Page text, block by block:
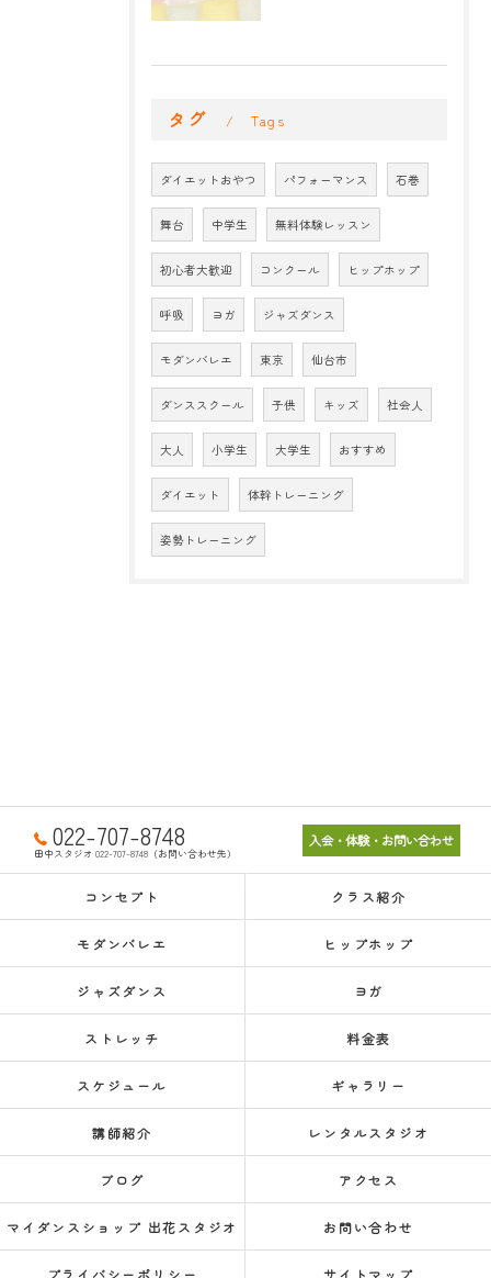
タグ Tags
ダイエットおやつ パフォーマンス 石巻
舞台 中学生 無料体験レッスン
初心者大歓迎 コンクール ヒップホップ
呼吸 ヨガ ジャズダンス
モダンバレエ 東京 仙台市
ダンススクール 子供 キッズ 社会人
大人 小学生 大学生 おすすめ
ダイエット 体幹トレーニング
姿勢トレーニング
022-707-8748
田中スタジオ 022-707-8748（お問い合わせ先）
入会・体験・お問い合わせ
コンセプト クラス紹介
モダンバレエ ヒップホップ
ジャズダンス ヨガ
ストレッチ 料金表
スケジュール ギャラリー
講師紹介 レンタルスタジオ
ブログ アクセス
マイダンスショップ 出花スタジオ お問い合わせ
プライバシーポリシー サイトマップ